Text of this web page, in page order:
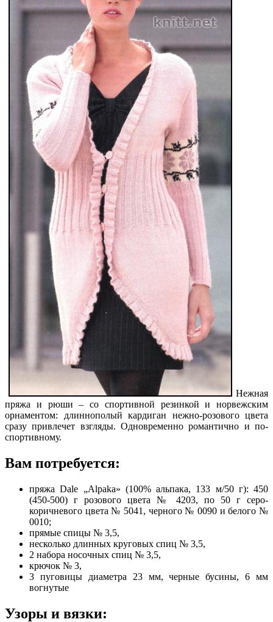
Нежная
пряжа и рюши – со спортивной резинкой и норвежским
орнаментом: длиннополый кардиган нежно-розового цвета
сразу привлечет взгляды. Одновременно романтично и по-
спортивному.
Вам потребуется:
пряжа Dale „Alpaka» (100% альпака, 133 м/50 г): 450
(450-500) г розового цвета № 4203, по 50 г серо-
коричневого цвета № 5041, черного № 0090 и белого №
0010;
прямые спицы № 3,5,
несколько длинных круговых спиц № 3,5,
2 набора носочных спиц № 3,5,
крючок № 3,
3 пуговицы диаметра 23 мм,черные бусины,6 мм
вогнутые
Узоры и вязки: